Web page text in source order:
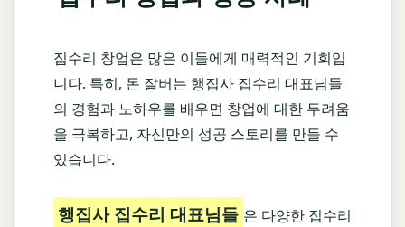
집수리 창업은 많은 이들에게 매력적인 기회입
니다. 특히, 돈 잘버는 행집사 집수리 대표님들
의 경험과 노하우를 배우면 창업에 대한 두려움
을 극복하고, 자신만의 성공 스토리를 만들 수
있습니다.
행집사 집수리 대표님들 은 다양한 집수리